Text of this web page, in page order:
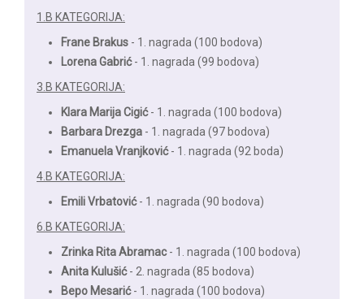
1.B KATEGORIJA:
Frane Brakus - 1. nagrada (100 bodova)
Lorena Gabrić- 1. nagrada (99 bodova)
3.B KATEGORIJA:
Klara Marija Cigić- 1. nagrada (100 bodova)
Barbara Drezga - 1. nagrada (97 bodova)
Emanuela Vranjković- 1. nagrada (92 boda)
4.B KATEGORIJA:
Emili Vrbatović- 1. nagrada (90 bodova)
6.B KATEGORIJA:
Zrinka Rita Abramac- 1. nagrada (100 bodova)
Anita Kulušić- 2. nagrada (85 bodova)
Bepo Mesarić- 1. nagrada (100 bodova)